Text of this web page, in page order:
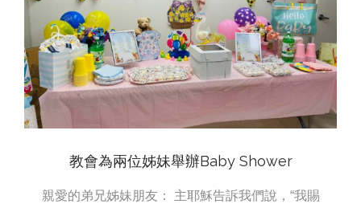
教會為兩位姊妹舉辦Baby Shower
親愛的弟兄姊妹朋友： 主耶穌告訴我們說，“我賜